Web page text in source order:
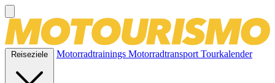
Reiseziele Motorradtrainings MotorradtransportTourkalender